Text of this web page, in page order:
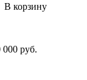
В корзину
руб.